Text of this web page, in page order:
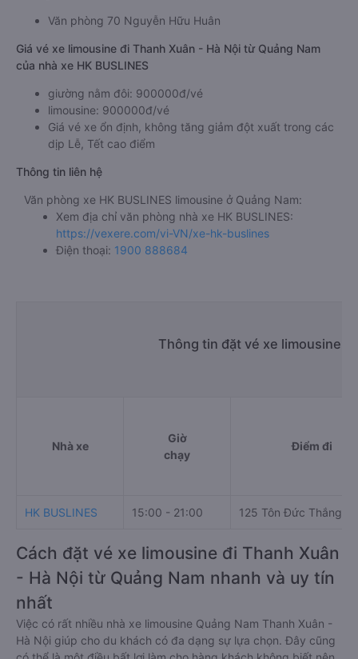
Văn phòng 70 Nguyễn Hữu Huân
Giá vé xe limousine đi Thanh Xuân - Hà Nội từ Quảng Nam
của nhà xe HK BUSLINES
giường nằm đôi: 900000đ/vé
limousine: 900000đ/vé
Giá vé xe ổn định, không tăng giảm đột xuất trong các
dịp Lễ, Tết cao điểm
Thông tin liên hệ
Văn phòng xe HK BUSLINES limousine ở Quảng Nam:
Xem địa chỉ văn phòng nhà xe HK BUSLINES:
https://vexere.com/vi-VN/xe-hk-buslines
Điện thoại: 1900 888684
Thông tin đặt vé xe limousine
Nhà xe
Giờ
chạy
Điểm đi
HK BUSLINES 15:00 - 21:00 125 Tôn Đức Thắng
Cách đặt vé xe limousine đi Thanh Xuân
- Hà Nội từ Quảng Nam nhanh và uy tín
nhất
Việc có rất nhiều nhà xe limousine Quảng Nam Thanh Xuân -
Hà Nội giúp cho du khách có đa dạng sự lựa chọn. Đây cũng